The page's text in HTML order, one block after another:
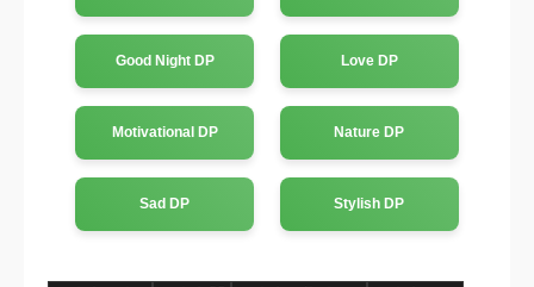
Good Night DP Love DP
Motivational DP Nature DP
Sad DP Stylish DP